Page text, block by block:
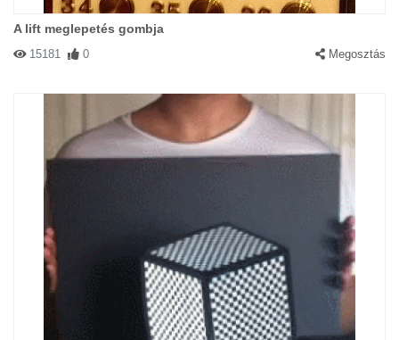
A lift meglepetés gombja
15181 0 Megosztás